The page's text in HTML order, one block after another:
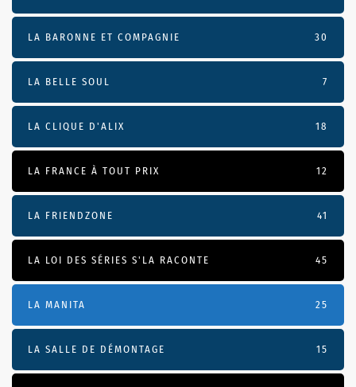
LA BARONNE ET COMPAGNIE 30
LA BELLE SOUL 7
LA CLIQUE D'ALIX 18
LA FRANCE À TOUT PRIX 12
LA FRIENDZONE 41
LA LOI DES SÉRIES S'LA RACONTE 45
LA MANITA 25
LA SALLE DE DÉMONTAGE 15